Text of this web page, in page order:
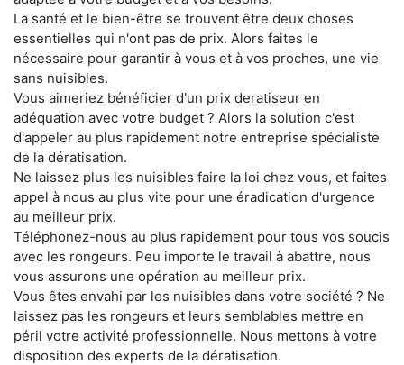
La santé et le bien-être se trouvent être deux choses
essentielles qui n'ont pas de prix. Alors faites le
nécessaire pour garantir à vous et à vos proches, une vie
sans nuisibles.
Vous aimeriez bénéficier d'un prix deratiseur en
adéquation avec votre budget ? Alors la solution c'est
d'appeler au plus rapidement notre entreprise spécialiste
de la dératisation.
Ne laissez plus les nuisibles faire la loi chez vous, et faites
appel à nous au plus vite pour une éradication d'urgence
au meilleur prix.
Téléphonez-nous au plus rapidement pour tous vos soucis
avec les rongeurs. Peu importe le travail à abattre, nous
vous assurons une opération au meilleur prix.
Vous êtes envahi par les nuisibles dans votre société ? Ne
laissez pas les rongeurs et leurs semblables mettre en
péril votre activité professionnelle. Nous mettons à votre
disposition des experts de la dératisation.